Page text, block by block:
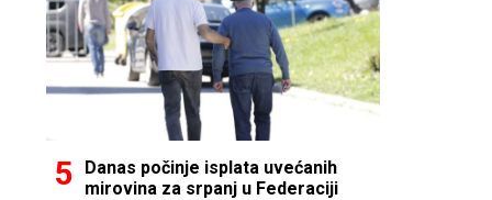
Danas počinje isplata uvećanih
mirovina za srpanj u Federaciji